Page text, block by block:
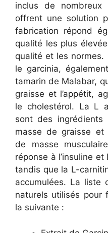
inclus de nombreux
offrent une solution
fabrication répond
qualité les plus
qualité et les
le garcinia,
tamarin de Malabar,
graisse et l’appétit,
le cholestérol. La L
sont des ingrédients
masse de graisse et
de masse
réponse à l’insuline
tandis que la L-
accumulées. La liste
naturels utilisés pour
la suivante :